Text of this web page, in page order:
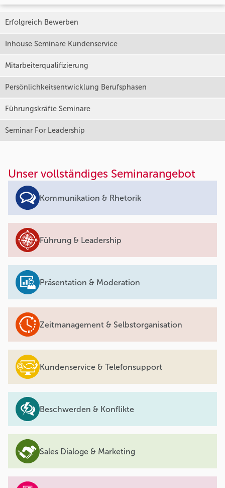
Erfolgreich Bewerben
Inhouse Seminare Kundenservice
Mitarbeiterqualifizierung
Persönlichkeitsentwicklung Berufsphasen
Führungskräfte Seminare
Seminar For Leadership
Unser vollständiges Seminarangebot
Kommunikation & Rhetorik
Führung & Leadership
Präsentation & Moderation
Zeitmanagement & Selbstorganisation
Kundenservice & Telefonsupport
Beschwerden & Konflikte
Sales Dialoge & Marketing